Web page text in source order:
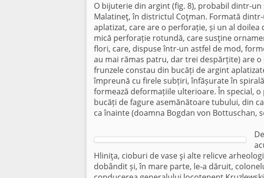
O bijuterie din argint (fig. 8), probabil dintr-
Malatineţ, în districtul Coţman. Formată
aplatizat, care are o perforație, și un al
mică perforație rotundă, care susţine
flori, care, dispuse într-un astfel de mod,
au mai rămas patru, dar trei despărțite) are
frunzele constau din bucăți de argint
împreună cu firele subțiri, înfășurate în
formează deformațiile ulterioare. În special,
bucăți de fagure asemănătoare tubului, din
ca înainte (doamna Bogdan von Bottuschan,
Hliniţa, cioburi de vase şi alte relicve
dobândit și, în mare parte, le-a dăruit,